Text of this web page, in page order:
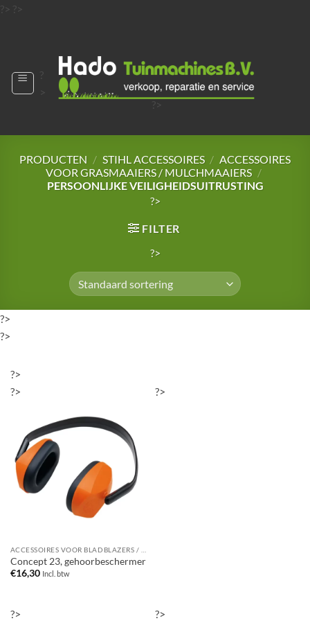
?> ?>
?>
?
PRODUCTEN / STIHL ACCESSOIRES / ACCESSOIRES
VOOR GRASMAAIERS / MULCHMAAIERS /
PERSOONLIJKE VEILIGHEIDSUITRUSTING
?>
FILTER
?>
?>
?>
?>
?>
Concept 23, gehoorbeschermer
€16,30 Incl. btw
?>
?> ?>